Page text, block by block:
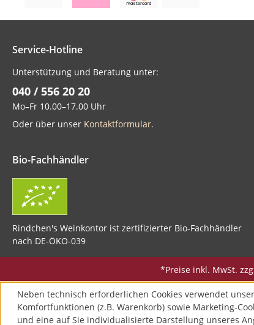
Service-Hotline
Unterstützung und Beratung unter:
040 / 556 20 20
Mo–Fr 10.00–17.00 Uhr
Oder über unser Kontaktformular.
Bio-Fachhändler
Rindchen's Weinkontor ist zertifizierter Bio-Fachhändler
nach DE-ÖKO-039
*Preise inkl. MwSt.
Neben technisch erforderlichen Cookies verwendet
Komfortfunktionen (z.B. Warenkorb) sowie Marketing-
und eine auf Sie individualisierte Darstellung unseres